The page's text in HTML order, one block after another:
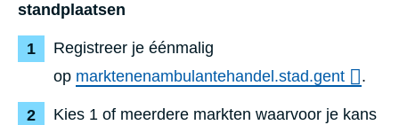
standplaatsen
Registreer je éénmalig
op marktenenambulantehandel.stad.gent .
Kies 1 of meerdere markten waarvoor je kans